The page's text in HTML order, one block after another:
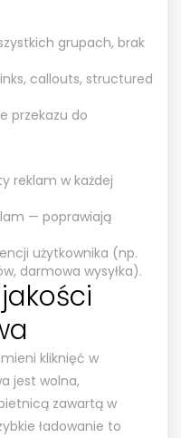
grupach, brak
callouts, structured
przekazu do
reklam w każdej
— poprawiają
użytkownika (np.
darmowa wysyłka).
kliknięć w
jest wolna,
zawartą w
ładowanie to